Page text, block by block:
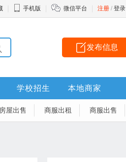
注册 / 登录
手机版 微信平台
发布信息
学校招生 本地商家
房屋出售 商服出租 商服出售